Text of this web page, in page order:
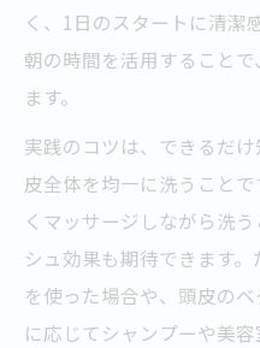
く、1日のスタートに清潔
朝の時間を活用すること
ます。
実践のコツは、できるだ
皮全体を均一に洗うこと
くマッサージしながら洗
シュ効果も期待できます
を使った場合や、頭皮の
に応じてシャンプーや美